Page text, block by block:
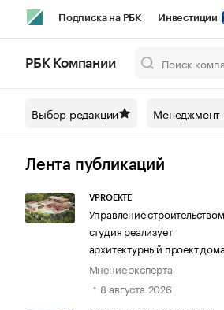
Подписка на РБК Инвестиции
Спецпроекты СПб
Технологии и медиа
РБК Компании
Выбор редакции Менеджмент
Лента публикаций
VPROEKTE
Управление
студия реализует
архитектурный проект дома
Мнение эксперта
8 августа 2026